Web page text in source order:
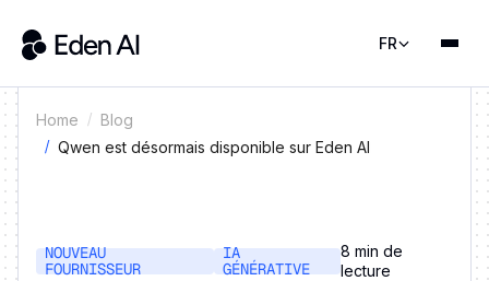
FR
Home
Blog
Qwen est désormais disponible sur Eden AI
NOUVEAU
FOURNISSEUR
IA
GÉNÉRATIVE
8 min de
lecture